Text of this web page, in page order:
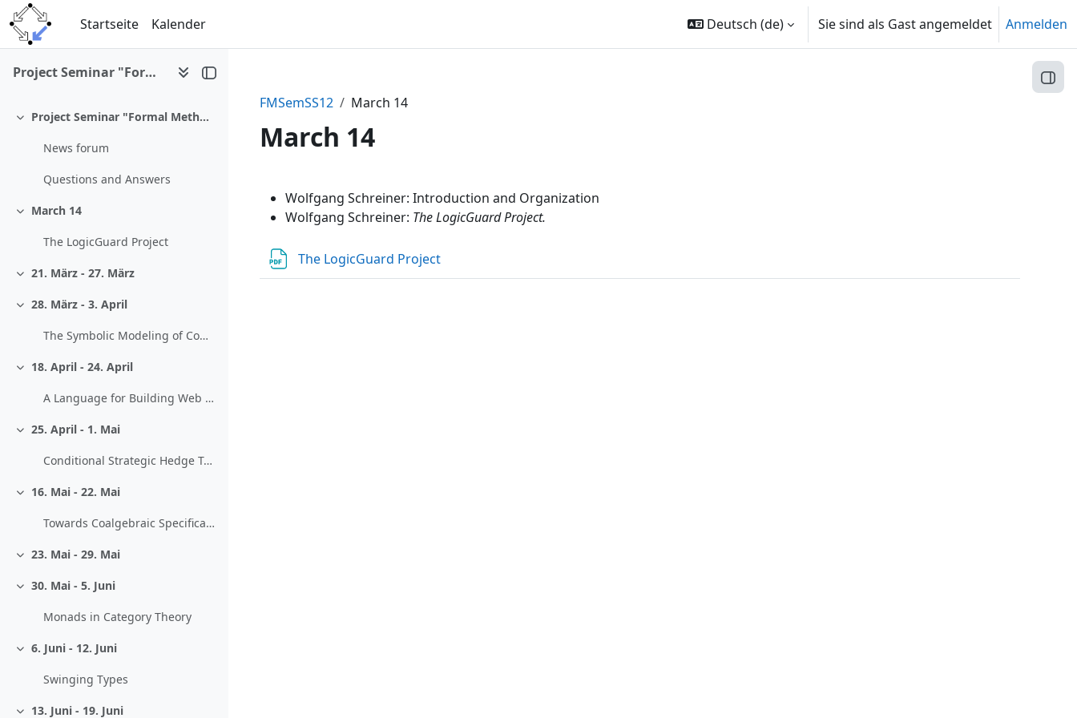
Zum Hauptinhalt
Startseite
Kalender Deutsch ‎(de)‎ Sie sind als Gast angemeldet Anmelden
Project Seminar "Formal Methods II" (SS 2012)
Einklappen Project Seminar "Formal Methods II (326.099,SS 2012)"
News forum
Questions and Answers
Einklappen
March 14
The LogicGuard Project
Einklappen
21. März - 27. März
Einklappen
28. März - 3. April
The Symbolic Modeling of Complex Functions with Usage of the Enlarging Technique
Einklappen
18. April - 24. April
A Language for Building Web Interfaces to Mathematical Software
Einklappen
25. April - 1. Mai
Conditional Strategic Hedge Transformations
Einklappen
16. Mai - 22. Mai
Towards Coalgebraic Specifications
Einklappen
23. Mai - 29. Mai
Einklappen
30. Mai - 5. Juni
Monads in Category Theory
Einklappen
6. Juni - 12. Juni
Swinging Types
13. Juni - 19. Juni
FMSemSS12
March 14
March 14
Abschnittsübersicht
Wolfgang Schreiner: Introduction and Organization
Wolfgang Schreiner: The LogicGuard Project.
The LogicGuard Project